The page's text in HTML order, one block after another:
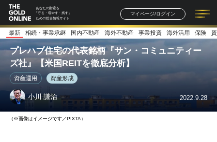
あなたの財産を
「守る・増やす・残す」
ための総合情報サイト
マイページ/ログイン
記事一覧 連載一覧
著者一覧 書籍一覧
最新 相続・事業承継 国内不動産 海外不動産 事業投資 海外活用 保険
プレハブ住宅の代表銘柄『サン・コミュニティー
ズ社』【米国REITを徹底分析】
資産運用 資産形成
小川 謙治 2022.9.28
（※画像はイメージです／PIXTA）